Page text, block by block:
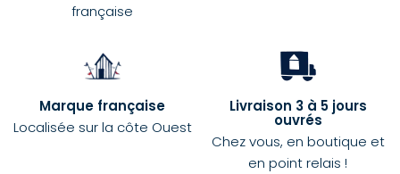
française
Marque française
Localisée sur la côte Ouest
Livraison 3 à 5 jours
ouvrés
Chez vous, en boutique et
en point relais !